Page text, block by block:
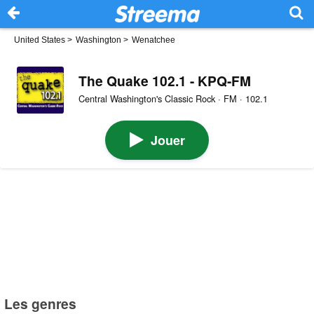
United States > Washington > Wenatchee
The Quake 102.1 - KPQ-FM
Central Washington's Classic Rock · FM · 102.1
Jouer
Les genres